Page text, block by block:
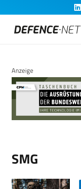
Anzeige
SMG